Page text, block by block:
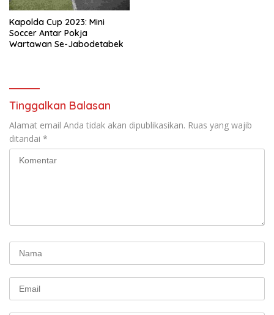
Kapolda Cup 2023: Mini
Soccer Antar Pokja
Wartawan Se-Jabodetabek
Tinggalkan Balasan
Alamat email Anda tidak akan dipublikasikan. Ruas yang wajib
ditandai *